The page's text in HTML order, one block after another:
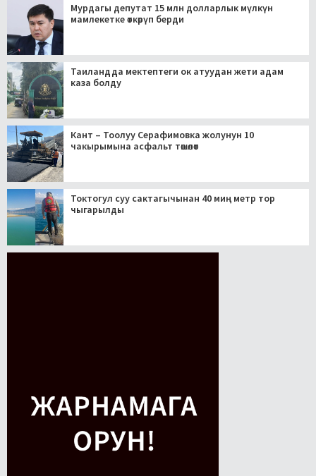
Мурдагы депутат 15 млн долларлык мүлкүн
мамлекетке өткөрүп берди
Таиландда мектептеги ок атуудан жети адам
каза болду
Кант – Тоолуу Серафимовка жолунун 10
чакырымына асфальт төшөлөт
Токтогул суу сактагычынан 40 миң метр тор
чыгарылды